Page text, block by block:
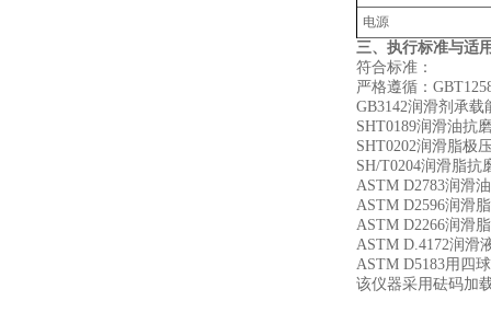
电源
三、执行标准与适
符合标准：
严格遵循：
GB3142润滑剂承
SHT0189润滑油抗
SHT0202润滑脂极
SH/T0204润滑脂抗
ASTM D2783润滑
ASTM D2596润滑
ASTM D2266润滑
ASTM D.4172润滑
ASTM D5183用四
该仪器采用砝码加